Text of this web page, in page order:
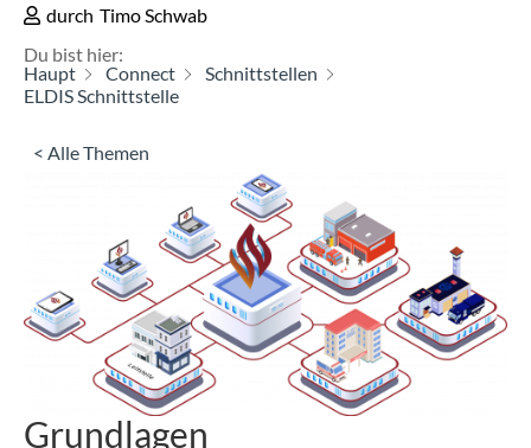
durch Timo Schwab
Du bist hier:
Haupt
Connect
Schnittstellen
ELDIS Schnittstelle
< Alle Themen
Grundlagen